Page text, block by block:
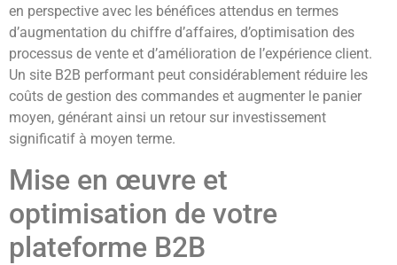
en perspective avec les bénéfices attendus en termes
d’augmentation du chiffre d’affaires, d’optimisation des
processus de vente et d’amélioration de l’expérience client.
Un site B2B performant peut considérablement réduire les
coûts de gestion des commandes et augmenter le panier
moyen, générant ainsi un retour sur investissement
significatif à moyen terme.
Mise en œuvre et
optimisation de votre
plateforme B2B